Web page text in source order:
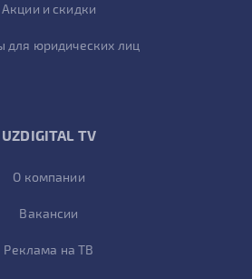
Акции и скидки
для юридических лиц
UZDIGITAL TV
О компании
Вакансии
Реклама на ТВ